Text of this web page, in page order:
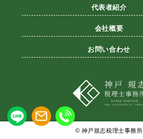
代表者紹介
会社概要
お問い合わせ
© 神戸規志税理士事務所